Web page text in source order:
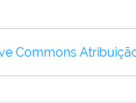
Commons